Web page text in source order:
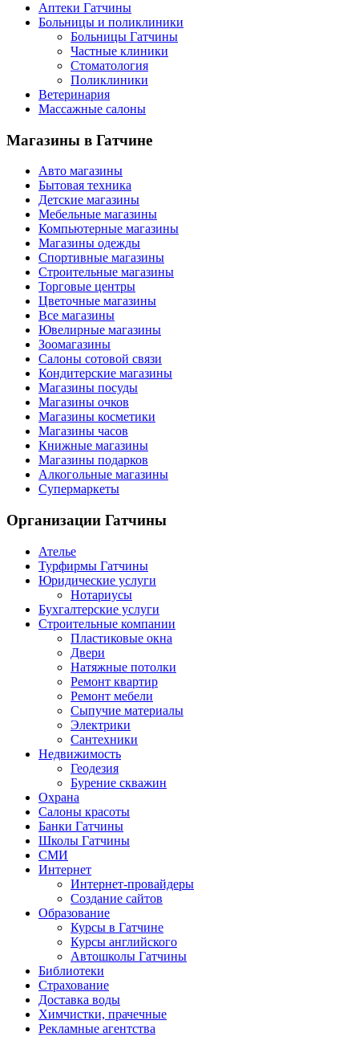
Аптеки Гатчины
Больницы и поликлиники
Больницы Гатчины
Частные клиники
Стоматология
Поликлиники
Ветеринария
Массажные салоны
Магазины в Гатчине
Авто магазины
Бытовая техника
Детские магазины
Мебельные магазины
Компьютерные магазины
Магазины одежды
Спортивные магазины
Строительные магазины
Торговые центры
Цветочные магазины
Все магазины
Ювелирные магазины
Зоомагазины
Салоны сотовой связи
Кондитерские магазины
Магазины посуды
Магазины очков
Магазины косметики
Магазины часов
Книжные магазины
Магазины подарков
Алкогольные магазины
Супермаркеты
Организации Гатчины
Ателье
Турфирмы Гатчины
Юридические услуги
Нотариусы
Бухгалтерские услуги
Строительные компании
Пластиковые окна
Двери
Натяжные потолки
Ремонт квартир
Ремонт мебели
Сыпучие материалы
Электрики
Сантехники
Недвижимость
Геодезия
Бурение скважин
Охрана
Салоны красоты
Банки Гатчины
Школы Гатчины
СМИ
Интернет
Интернет-провайдеры
Создание сайтов
Образование
Курсы в Гатчине
Курсы английского
Автошколы Гатчины
Библиотеки
Страхование
Доставка воды
Химчистки, прачечные
Рекламные агентства